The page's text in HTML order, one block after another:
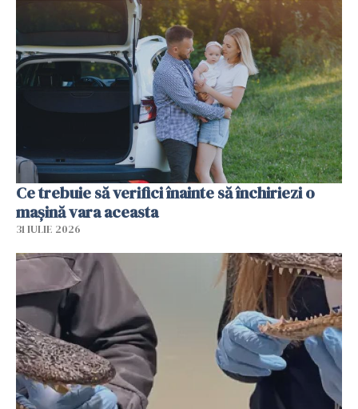
Ce trebuie să verifici înainte să închiriezi o
mașină vara aceasta
31 IULIE 2026